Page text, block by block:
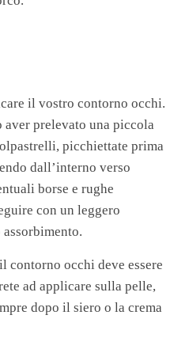
il vostro contorno occhi.
aver prelevato una piccola
picchiettate prima
dall’interno verso
borse e rughe
con un leggero
contorno occhi deve essere
ad applicare sulla pelle,
dopo il siero o la crema